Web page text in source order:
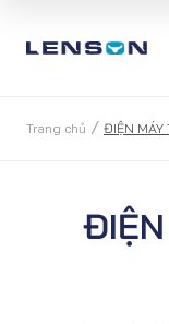
Trang chủ / ĐIỆN MÁY